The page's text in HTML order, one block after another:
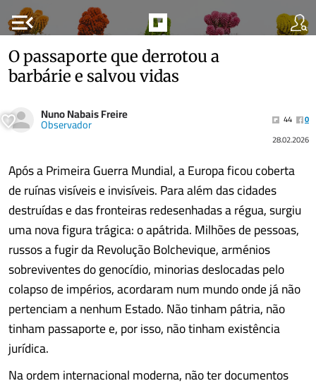
menu_open
O passaporte que derrotou a
barbárie e salvou vidas
Nuno Nabais Freire
Observador 44
0
28.02.2026
Após a Primeira Guerra Mundial, a Europa ficou coberta
de ruínas visíveis e invisíveis. Para além das cidades
destruídas e das fronteiras redesenhadas a régua, surgiu
uma nova figura trágica: o apátrida. Milhões de pessoas,
russos a fugir da Revolução Bolchevique, arménios
sobreviventes do genocídio, minorias deslocadas pelo
colapso de impérios, acordaram num mundo onde já não
pertenciam a nenhum Estado. Não tinham pátria, não
tinham passaporte e, por isso, não tinham existência
jurídica.
Na ordem internacional moderna, não ter documentos